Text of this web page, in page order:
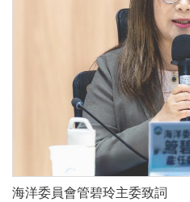
海洋委員會管碧玲主委致詞